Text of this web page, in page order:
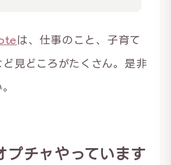
は、仕事のこと、子育て
見どころがたくさん。是非
プチャやっています